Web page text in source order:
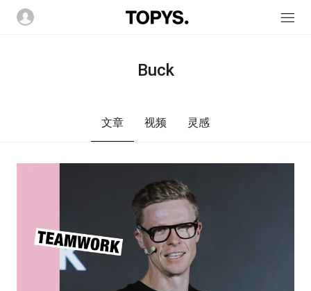
Buck
文章 视频 灵感